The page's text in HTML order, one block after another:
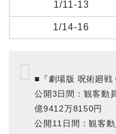
1/11-13
1/14-16
■『劇場版 呪術廻戦
公開3日間：観客動
億9412万8150円
公開11日間：観客